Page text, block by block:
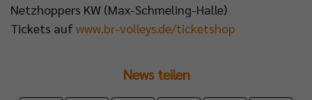
Netzhoppers KW (Max-Schmeling-Halle)
Tickets auf www.br-volleys.de/ticketshop
News teilen